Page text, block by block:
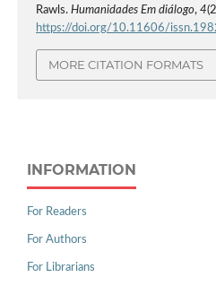
Rawls. Humanidades Em diálogo, 4
https://doi.org/10.11606/
MORE CITATION FORMATS
INFORMATION
For Readers
For Authors
For Librarians